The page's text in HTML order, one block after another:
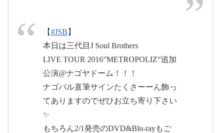
2017年1月15日
2017年1月13日
【#JSB 】
本日は三代目J Soul Brothers
LIVE TOUR 2016”METROPOLIZ”追加
公演@ナゴヤドーム！！！
ナゴパル直筆サインたくさーーん飾っ
てありますのでぜひお立ち寄り下さい
✨
もちろん2/1発売のDVD&Blu-rayもご